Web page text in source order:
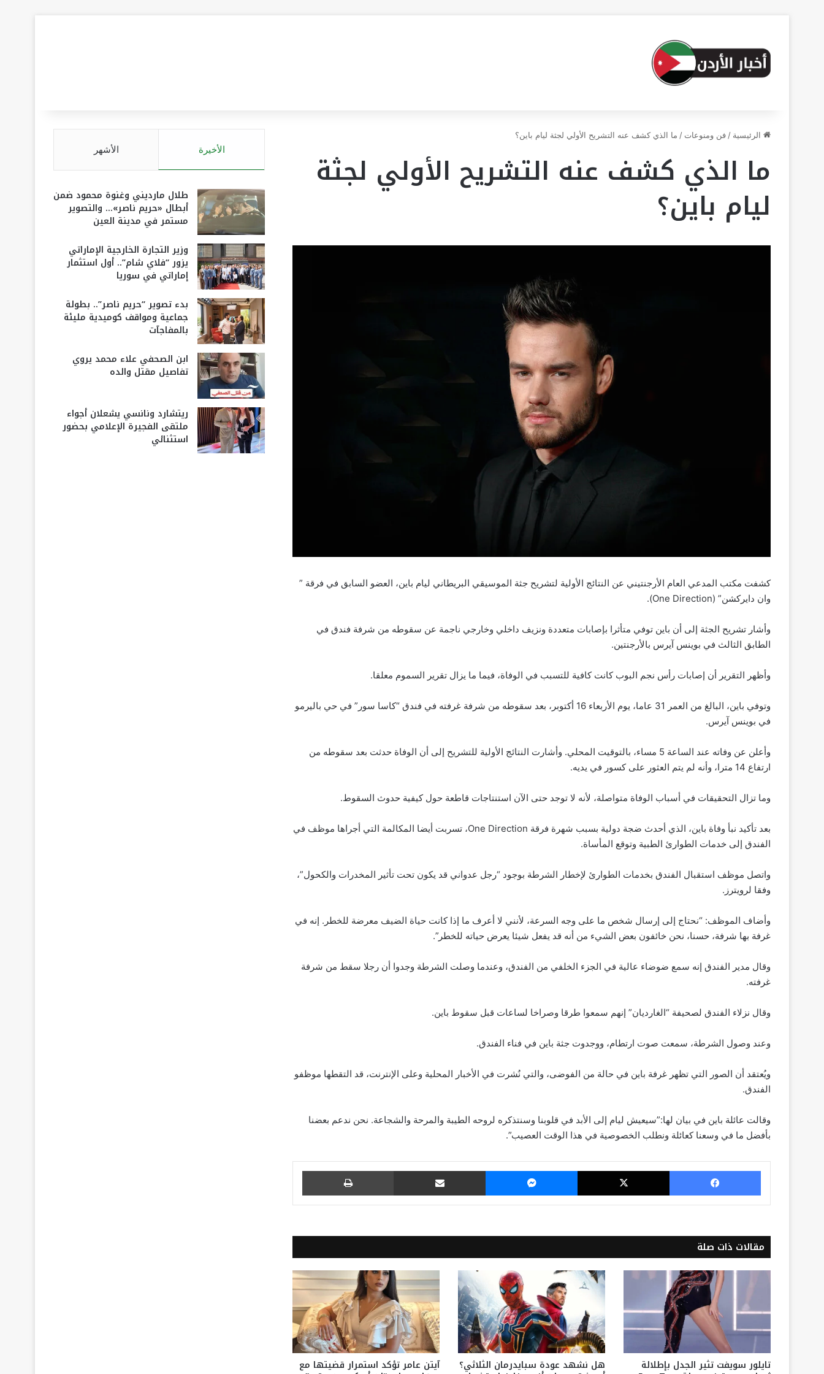
الرئيسية / فن ومنوعات / ما الذي كشف عنه التشريح الأولي لجثة ليام باين؟
ما الذي كشف عنه التشريح الأولي لجثة
ليام باين؟
كشفت مكتب المدعي العام الأرجنتيني عن النتائج الأولية لتشريح جثة الموسيقي البريطاني ليام باين، العضو السابق في فرقة ”
وان دايركشن” (One Direction).
وأشار تشريح الجثة إلى أن باين توفي متأثرا بإصابات متعددة ونزيف داخلي وخارجي ناجمة عن سقوطه من شرفة فندق في
الطابق الثالث في بوينس آيرس بالأرجنتين.
وأظهر التقرير أن إصابات رأس نجم البوب كانت كافية للتسبب في الوفاة، فيما ما يزال تقرير السموم معلقا.
وتوفي باين، البالغ من العمر 31 عاما، يوم الأربعاء 16 أكتوبر، بعد سقوطه من شرفة غرفته في فندق “كاسا سور” في حي باليرمو
في بوينس آيرس.
وأعلن عن وفاته عند الساعة 5 مساء، بالتوقيت المحلي. وأشارت النتائج الأولية للتشريح إلى أن الوفاة حدثت بعد سقوطه من
ارتفاع 14 مترا، وأنه لم يتم العثور على كسور في يديه.
وما تزال التحقيقات في أسباب الوفاة متواصلة، لأنه لا توجد حتى الآن استنتاجات قاطعة حول كيفية حدوث السقوط.
بعد تأكيد نبأ وفاة باين، الذي أحدث ضجة دولية بسبب شهرة فرقة One Direction، تسربت أيضا المكالمة التي أجراها موظف في
الفندق إلى خدمات الطوارئ الطبية وتوقع المأساة.
واتصل موظف استقبال الفندق بخدمات الطوارئ لإخطار الشرطة بوجود “رجل عدواني قد يكون تحت تأثير المخدرات والكحول”،
وفقا لرويترز.
وأضاف الموظف: “نحتاج إلى إرسال شخص ما على وجه السرعة، لأنني لا أعرف ما إذا كانت حياة الضيف معرضة للخطر. إنه في
غرفة بها شرفة، حسنا، نحن خائفون بعض الشيء من أنه قد يفعل شيئا يعرض حياته للخطر”.
وقال مدير الفندق إنه سمع ضوضاء عالية في الجزء الخلفي من الفندق، وعندما وصلت الشرطة وجدوا أن رجلا سقط من شرفة
غرفته.
وقال نزلاء الفندق لصحيفة “الغارديان” إنهم سمعوا طرقا وصراخا لساعات قبل سقوط باين.
وعند وصول الشرطة، سمعت صوت ارتطام، ووجدوت جثة باين في فناء الفندق.
ويُعتقد أن الصور التي تظهر غرفة باين في حالة من الفوضى، والتي نُشرت في الأخبار المحلية وعلى الإنترنت، قد التقطها موظفو
الفندق.
وقالت عائلة باين في بيان لها:”سيعيش ليام إلى الأبد في قلوبنا وسنتذكره لروحه الطيبة والمرحة والشجاعة. نحن ندعم بعضنا
بأفضل ما في وسعنا كعائلة ونطلب الخصوصية في هذا الوقت العصيب”.
فيسبوك ‫X ماسنجر مشاركة عبر البريد طباعة
مقالات ذات صلة
تايلور سويفت تثير الجدل بإطلالة هل نشهد عودة سبايدرمان الثلاثي؟ آيتن عامر تؤكد استمرار قضيتها مع
الأخيرة الأشهر
طلال مارديني وغنوة محمود ضمن
أبطال «حريم ناصر»… والتصوير
مستمر في مدينة العين
وزير التجارة الخارجية الإماراتي
يزور “فلاي شام”.. أول استثمار
إماراتي في سوريا
بدء تصوير “حريم ناصر”.. بطولة
جماعية ومواقف كوميدية مليئة
بالمفاجآت
ابن الصحفي علاء محمد يروي
تفاصيل مقتل والده
ريتشارد ونانسي يشعلان أجواء
ملتقى الفجيرة الإعلامي بحضور
استثنائي